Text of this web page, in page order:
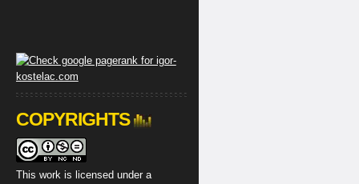
COPYRIGHTS
This work is licensed under a